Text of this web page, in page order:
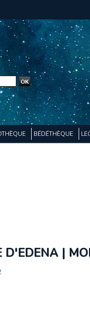
BÉDÉTHÈQUE
D'EDENA |